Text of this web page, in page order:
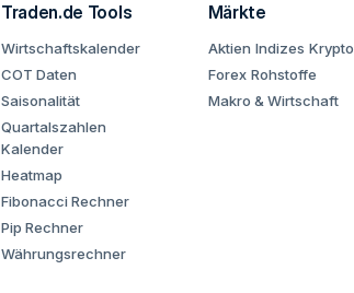
Traden.de Tools
Wirtschaftskalender
COT Daten
Saisonalität
Quartalszahlen
Kalender
Heatmap
Fibonacci Rechner
Pip Rechner
Währungsrechner
Märkte
Aktien Indizes Krypto
Forex Rohstoffe
Makro & Wirtschaft